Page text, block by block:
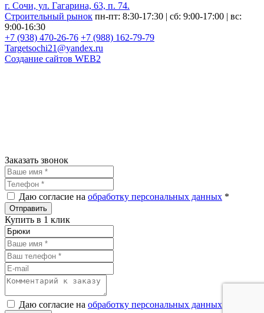
г. Сочи, ул. Гагарина, 63, п. 74.
Строительный рынок пн-пт: 8:30-17:30 | сб: 9:00-17:00 | вс:
9:00-16:30
+7 (938) 470-26-76 +7 (988) 162-79-79
Targetsochi21@yandex.ru
Создание сайтов WEB2
Заказать звонок
Даю согласие на обработку персональных данных *
Купить в 1 клик
Даю согласие на обработку персональных данных